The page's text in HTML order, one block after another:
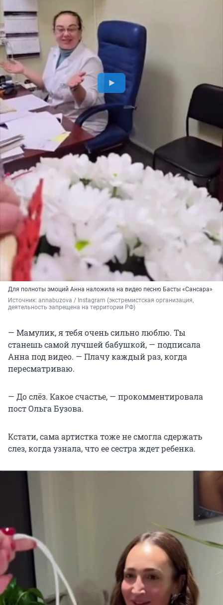
Для полноты эмоций Анна наложила на видео песню Басты «Сансара»
Источник: annabuzova / Instagram (экстремистская организация,
деятельность запрещена на территории РФ)
— Мамулик, я тебя очень сильно люблю. Ты
станешь самой лучшей бабушкой, — подписала
Анна под видео. — Плачу каждый раз, когда
пересматриваю.
— До слёз. Какое счастье, — прокомментировала
пост Ольга Бузова.
Кстати, сама артистка тоже не смогла сдержать
слез, когда узнала, что ее сестра ждет ребенка.